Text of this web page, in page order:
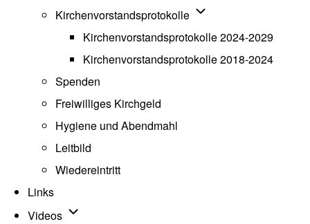
Kirchenvorstandsprotokolle Unternavigation von
Kirchenvorstandsprotokolle 2024-2029
Kirchenvorstandsprotokolle 2018-2024
Spenden
Freiwilliges Kirchgeld
Hygiene und Abendmahl
Leitbild
Wiedereintritt
Links
Videos Unternavigation von Videos